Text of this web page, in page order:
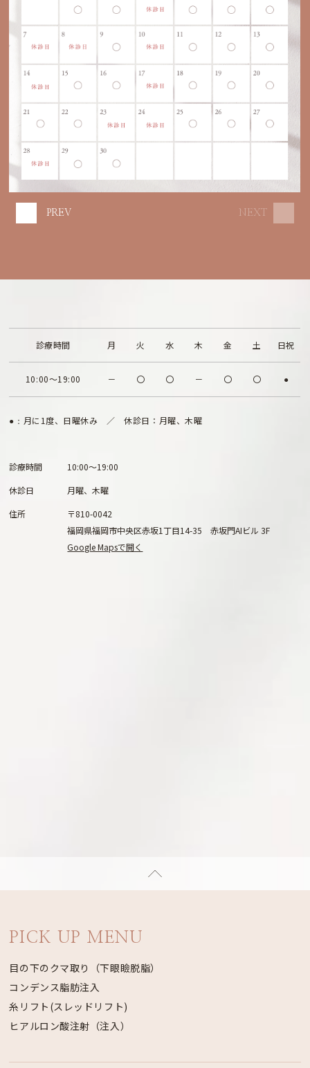
NEXT
PREV
診療時間 月 火 水 木 金 土 日祝
10:00～19:00 － 〇 〇 － 〇 〇 ●
●： 月に1度、日曜休み ／ 休診日：月曜、木曜
診療時間
10:00～19:00
休診日
月曜、木曜
住所
〒810-0042
福岡県福岡市中央区赤坂1丁目14-35 赤坂門AIビル 3F
Google Mapsで開く
PICK UP MENU
目の下のクマ取り（下眼瞼脱脂）
コンデンス脂肪注入
糸リフト(スレッドリフト)
ヒアルロン酸注射（注入）